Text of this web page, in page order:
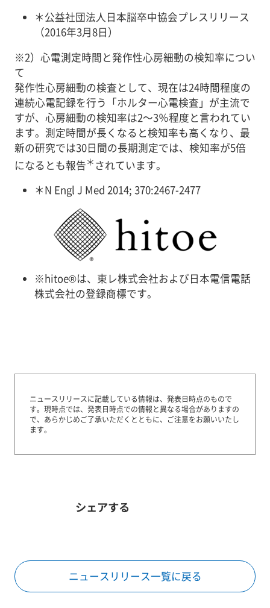
＊公益社団法人日本脳卒中協会プレスリリース
（2016年3月8日）
※2）心電測定時間と発作性心房細動の検知率につい
て
発作性心房細動の検査として、現在は24時間程度の
連続心電記録を行う「ホルター心電検査」が主流で
すが、心房細動の検知率は2～3％程度と言われてい
ます。測定時間が長くなると検知率も高くなり、最
新の研究では30日間の長期測定では、検知率が5倍
になるとも報告＊ されています。
＊N Engl J Med 2014; 370:2467-2477
※hitoe®は、東レ株式会社および日本電信電話
株式会社の登録商標です。
ニュースリリースに記載している情報は、発表日時点のもので
す。 現時点では、発表日時点での情報と異なる場合がありますの
で、あらかじめご了承いただくとともに、ご注意をお願いいたし
ます。
シェアする
ニュースリリース一覧に戻る